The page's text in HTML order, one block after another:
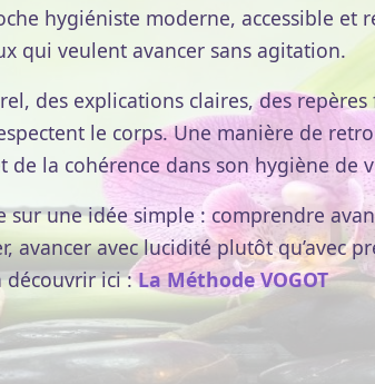
hygiéniste moderne, accessible et
qui veulent avancer sans agitation.
des explications claires, des repères
le corps. Une manière de
de la cohérence dans son hygiène de
sur une idée simple : comprendre
avancer avec lucidité plutôt qu’avec
découvrir ici :La Méthode VOGOT